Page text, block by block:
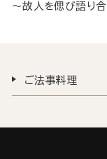
～故人を偲び語り
ご法事料理